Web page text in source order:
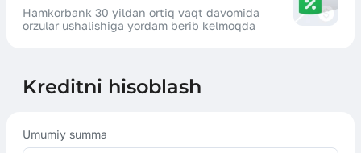
Hamkorbank 30 yildan ortiq vaqt davomida
orzular ushalishiga yordam berib kelmoqda
Kreditni hisoblash
Umumiy summa